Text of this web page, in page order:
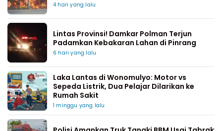
4 hari yang lalu
Lintas Provinsi! Damkar Polman Terjun
Padamkan Kebakaran Lahan di Pinrang
6 hari yang lalu
Laka Lantas di Wonomulyo: Motor vs
Sepeda Listrik, Dua Pelajar Dilarikan ke
Rumah Sakit
1 minggu yang lalu